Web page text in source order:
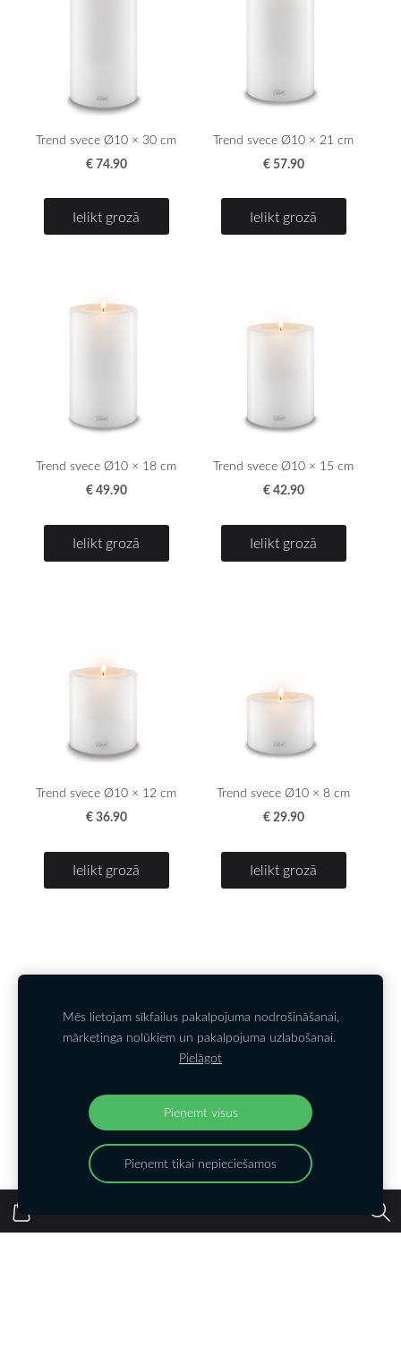
Trend svece Ø10 × 30 cm
€ 74.90
Ielikt grozā
Trend svece Ø10 × 21 cm
€ 57.90
Ielikt grozā
Trend svece Ø10 × 18 cm
€ 49.90
Ielikt grozā
Trend svece Ø10 × 15 cm
€ 42.90
Ielikt grozā
Trend svece Ø10 × 12 cm
€ 36.90
Ielikt grozā
Trend svece Ø10 × 8 cm
€ 29.90
Ielikt grozā
Sīkdatnes
Kontakttālrunis: +37126550916;
Tiekamies arī:
Mēs lietojam sīkfailus pakalpojuma nodrošināšanai,
mārketinga nolūkiem un pakalpojuma uzlabošanai.
Pielāgot
Pieņemt visus
Pieņemt tikai nepieciešamos